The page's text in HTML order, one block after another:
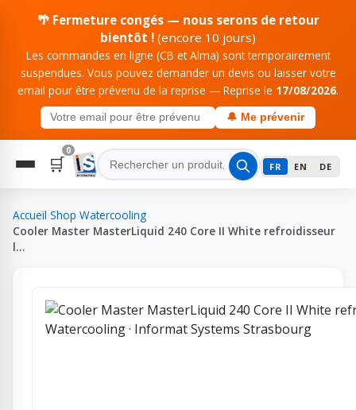
🌴 Fermeture congés — nous serons de retour
bientôt ! (encore 10 jours)
Les commandes en ligne (CB et Alma) sont temporairement
suspendues. Vous pouvez demander un devis ou laisser votre
email pour être prévenu de la reprise — Reprise le 17/08/2026.
🔔 Me prévenir
🛒
0
FR EN DE
Accueil Shop Watercooling
Cooler Master MasterLiquid 240 Core II White refroidisseur
l…